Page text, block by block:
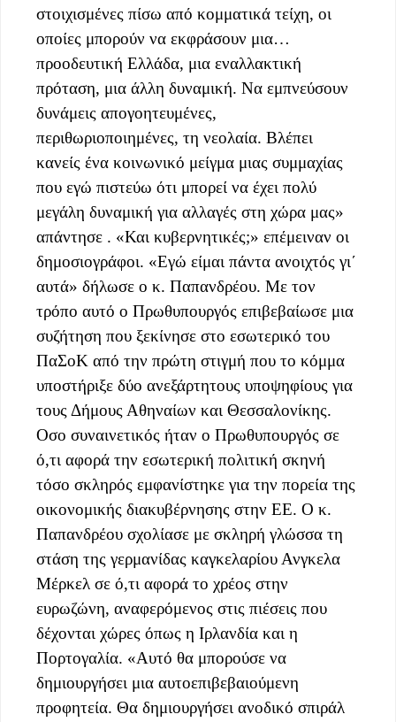
στοιχισμένες πίσω από κομματικά τείχη, οι
οποίες μπορούν να εκφράσουν μια…
προοδευτική Ελλάδα, μια εναλλακτική
πρόταση, μια άλλη δυναμική. Να εμπνεύσουν
δυνάμεις απογοητευμένες,
περιθωριοποιημένες, τη νεολαία. Βλέπει
κανείς ένα κοινωνικό μείγμα μιας συμμαχίας
που εγώ πιστεύω ότι μπορεί να έχει πολύ
μεγάλη δυναμική για αλλαγές στη χώρα μας»
απάντησε . «Και κυβερνητικές;» επέμειναν οι
δημοσιογράφοι. «Εγώ είμαι πάντα ανοιχτός γι΄
αυτά» δήλωσε ο κ. Παπανδρέου. Με τον
τρόπο αυτό ο Πρωθυπουργός επιβεβαίωσε μια
συζήτηση που ξεκίνησε στο εσωτερικό του
ΠαΣοΚ από την πρώτη στιγμή που το κόμμα
υποστήριξε δύο ανεξάρτητους υποψηφίους για
τους Δήμους Αθηναίων και Θεσσαλονίκης.
Οσο συναινετικός ήταν ο Πρωθυπουργός σε
ό,τι αφορά την εσωτερική πολιτική σκηνή
τόσο σκληρός εμφανίστηκε για την πορεία της
οικονομικής διακυβέρνησης στην ΕΕ. Ο κ.
Παπανδρέου σχολίασε με σκληρή γλώσσα τη
στάση της γερμανίδας καγκελαρίου Ανγκελα
Μέρκελ σε ό,τι αφορά το χρέος στην
ευρωζώνη, αναφερόμενος στις πιέσεις που
δέχονται χώρες όπως η Ιρλανδία και η
Πορτογαλία. «Αυτό θα μπορούσε να
δημιουργήσει μια αυτοεπιβεβαιούμενη
προφητεία. Θα δημιουργήσει ανοδικό σπιράλ